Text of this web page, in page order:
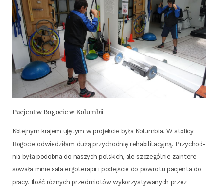
Pacjent w Bogo­cie w Kolumbii
Kolej­nym kra­jem uję­tym w pro­jek­cie była Kolum­bia. W sto­li­cy
Bogo­cie odwie­dzi­łam dużą przy­chod­nię reha­bi­li­ta­cyj­ną. Przy­chod­
nia była podob­na do naszych pol­skich, ale szcze­gól­nie zain­te­re­
so­wa­ła mnie sala ergo­te­ra­pii i podej­ście do powro­tu pacjen­ta do
pra­cy. Ilość róż­nych przed­mio­tów wyko­rzy­sty­wa­nych przez